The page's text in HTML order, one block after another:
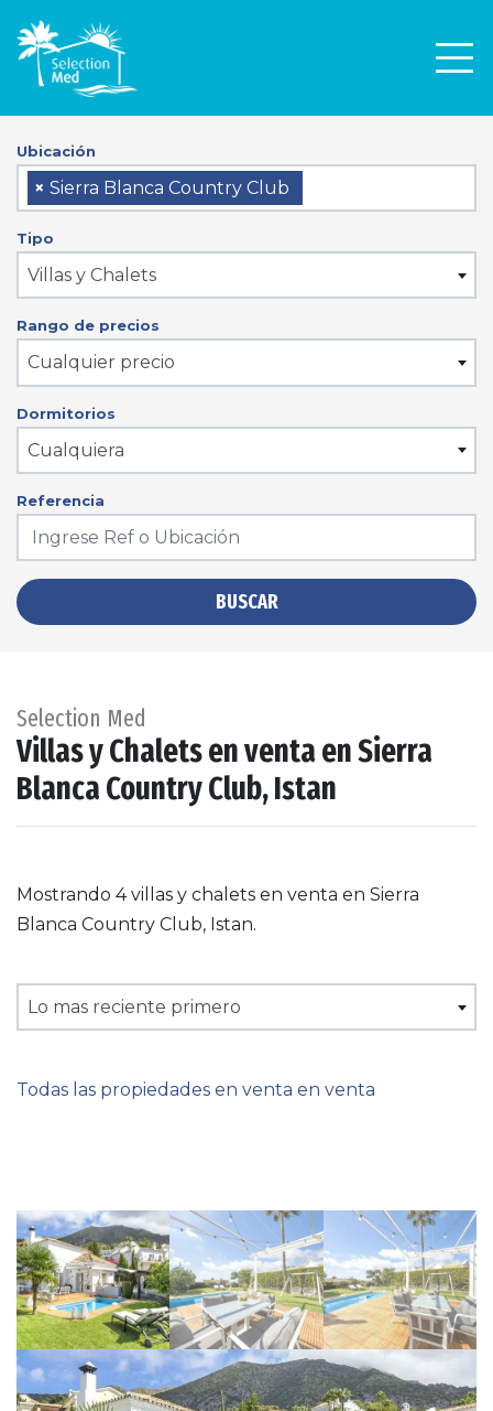
Ubicación
× Sierra Blanca Country Club
Tipo
Villas y Chalets
Rango de precios
Cualquier precio
Dormitorios
Cualquiera
Referencia
BUSCAR
Selection Med
Villas y Chalets en venta en Sierra
Blanca Country Club, Istan
Mostrando 4 villas y chalets en venta en Sierra
Blanca Country Club, Istan.
Lo mas reciente primero
Todas las propiedades en venta en venta